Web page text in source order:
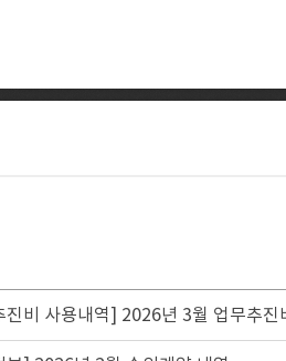
진비 사용내역] 2026년 3월 업무추진